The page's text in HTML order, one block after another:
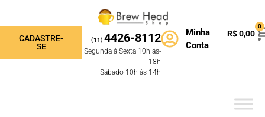
CADASTRE-
SE
(11) 4426-8112
Segunda à Sexta 10h ás-
18h
Sábado 10h às 14h
Minha
Conta
R$0,00
0